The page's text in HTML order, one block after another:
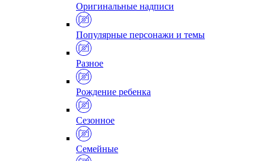
Оригинальные надписи
Популярные персонажи и темы
Разное
Рождение ребенка
Сезонное
Семейные